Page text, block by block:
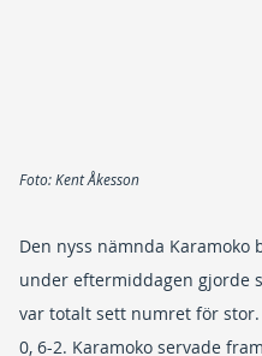
Foto: Kent Åkesson
Den nyss nämnda Karamoko
under eftermiddagen gjorde
var totalt sett numret för
0, 6-2. Karamoko servade